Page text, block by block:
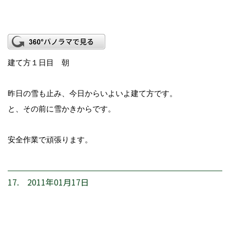
建て方１日目 朝
昨日の雪も止み、今日からいよいよ建て方です。
と、その前に雪かきからです。
安全作業で頑張ります。
17. 2011年01月17日